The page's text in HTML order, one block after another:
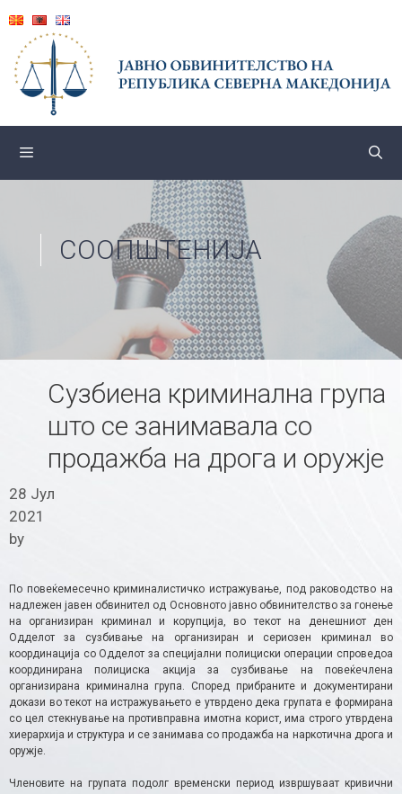
content
СООПШТЕНИЈА
Сузбиена криминална група
што се занимавала со
продажба на дрога и оружје
28 Јул
2021
by
По повеќемесечно криминалистичко истражување, под раководство на
надлежен јавен обвинител од Основното јавно обвинителство за гонење
на организиран криминал и корупција, во текот на денешниот ден
Одделот за сузбивање на организиран и сериозен криминал во
координација со Одделот за специјални полициски операции спроведоа
координирана полициска акција за сузбивање на повеќечлена
организирана криминална група. Според прибраните и документирани
докази во текот на истражувањето е утврдено дека групата е формирана
со цел стекнување на противправна имотна корист, има строго утврдена
хиерархија и структура и се занимава со продажба на наркотична дрога и
оружје.
Членовите на групата подолг временски период извршуваат кривични